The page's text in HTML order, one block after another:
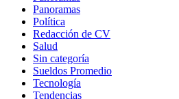
Panoramas
Política
Redacción de CV
Salud
Sin categoría
Sueldos Promedio
Tecnología
Tendencias